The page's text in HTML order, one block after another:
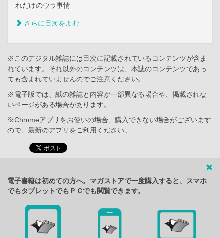
れだけのウラ事情
さらに目次をよむ
※このデジタル雑誌には目次に記載されているコンテンツが含ま
れています。それ以外のコンテンツは、本誌のコンテンツであっ
ても含まれていませんのでご注意ください。
※電子版では、紙の雑誌と内容が一部異なる場合や、掲載されな
いページがある場合があります。
※Chromeアプリをお使いの場合、購入できない場合がございます
ので、最新のアプリをご利用ください。
電子書籍は初めての方へ。マガストアで一度購入すると、スマホ
でもタブレットでもＰＣでも閲覧できます。